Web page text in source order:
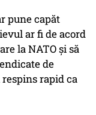
pune capăt
ar fi de acord
la NATO și să
de
rapid ca